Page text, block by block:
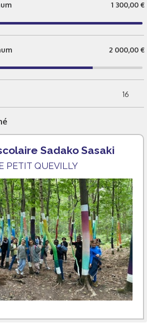
1 300,00 €
2 000,00 €
16
Sadako Sasaki
PETIT QUEVILLY